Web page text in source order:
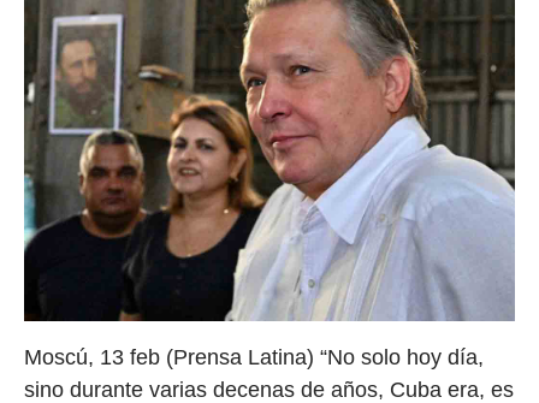
Moscú, 13 feb (Prensa Latina) “No solo hoy día,
sino durante varias decenas de años, Cuba era, es